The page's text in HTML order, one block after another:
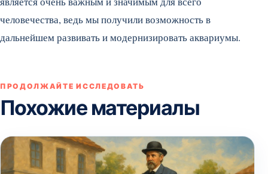
человечества, ведь мы получили возможность в
дальнейшем развивать и модернизировать аквариумы.
ПРОДОЛЖАЙТЕ ИССЛЕДОВАТЬ
Похожие материалы